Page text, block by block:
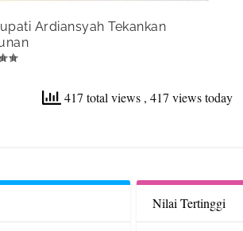
Ardiansyah Tekankan
417 total views , 417 views today
Nilai Tertinggi